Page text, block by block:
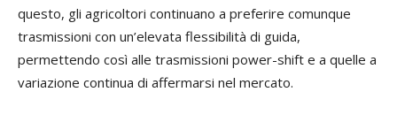
questo, gli agricoltori continuano a preferire comunque
trasmissioni con un’elevata flessibilità di guida,
permettendo così alle trasmissioni power-shift e a quelle a
variazione continua di affermarsi nel mercato.